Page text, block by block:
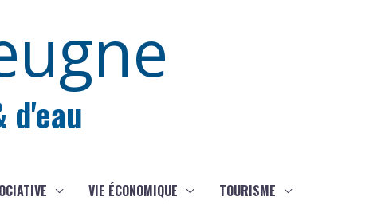
d'eau
VIE ÉCONOMIQUE TOURISME